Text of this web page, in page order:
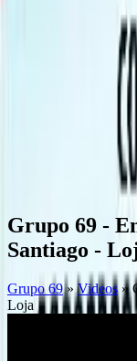
Grupo 69 -
Santiago -
Grupo 69»Videos»
Loja